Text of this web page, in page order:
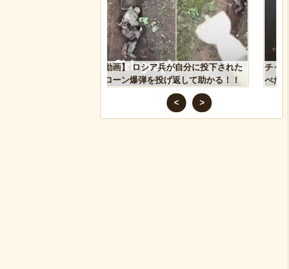
チャットGPTで「デーモン小暮」を調
べた結果
< >